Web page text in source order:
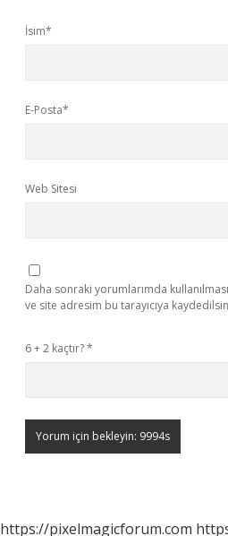
İsim*
E-Posta*
Web Sitesi
Daha sonraki yorumlarımda
ve site adresim bu tarayıcıya
6 + 2 kaçtır?*
https://pixelmagicforum.com